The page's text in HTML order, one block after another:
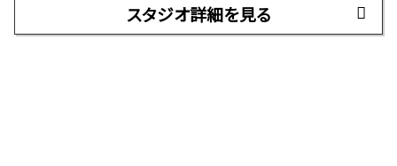
スタジオ詳細を見る